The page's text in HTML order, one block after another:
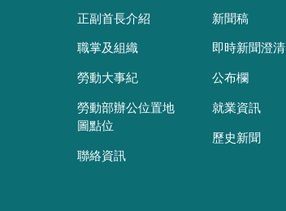
正副首長介紹
職掌及組織
勞動大事紀
勞動部辦公位置地
圖點位
聯絡資訊
新聞稿
即時新聞澄清
公布欄
就業資訊
歷史新聞